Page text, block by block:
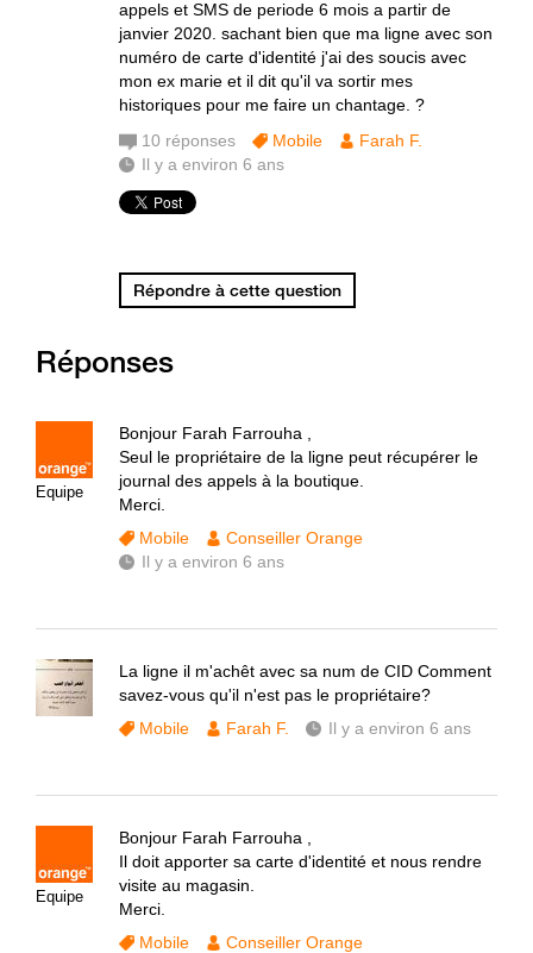
appels et SMS de periode 6 mois a partir de
janvier 2020. sachant bien que ma ligne avec son
numéro de carte d'identité j'ai des soucis avec
mon ex marie et il dit qu'il va sortir mes
historiques pour me faire un chantage. ?
10 réponses Mobile
Farah F.
Il y a environ 6 ans
Répondre à cette question
Réponses
Equipe
Bonjour Farah Farrouha ,
Seul le propriétaire de la ligne peut récupérer le
journal des appels à la boutique.
Merci.
Mobile
Conseiller Orange
Il y a environ 6 ans
La ligne il m'achêt avec sa num de CID Comment
savez-vous qu'il n'est pas le propriétaire?
Mobile
Farah F. Il y a environ 6 ans
Equipe
Bonjour Farah Farrouha ,
Il doit apporter sa carte d'identité et nous rendre
visite au magasin.
Merci.
Mobile
Conseiller Orange